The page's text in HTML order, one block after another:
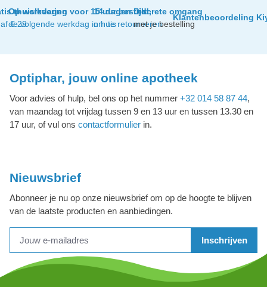
thuislevering
€ 29
Op werkdagen voor 15 uur besteld,
de volgende werkdag in huis
14 dagen tijd
om te retourneren
Discrete omgang
met je bestelling
Klantenbeoordeling
Optiphar, jouw online apotheek
Voor advies of hulp, bel ons op het nummer +32 014 58 87 44,
van maandag tot vrijdag tussen 9 en 13 uur en tussen 13.30 en
17 uur, of vul ons contactformulier in.
Nieuwsbrief
Abonneer je nu op onze nieuwsbrief om op de hoogte te blijven
van de laatste producten en aanbiedingen.
Inschrijven